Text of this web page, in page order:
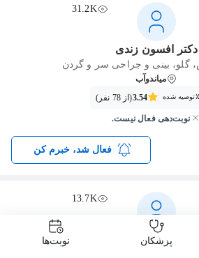
31.2K
دکتر افسون زندی
بینی و جراحی سر و گردن
میاندوآب
توصیه شده 3.54(از 78 نفر)
نوبت‌دهی فعال نیست.
فعال شد، خبرم کن
13.7K
دکتر علی طرفه
پزشکان نوبت‌ها